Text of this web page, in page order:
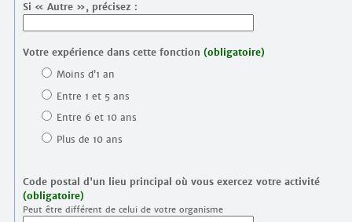
Si « Autre », précisez :
Votre expérience dans cette fonction (obligatoire)
Moins d’1 an
Entre 1 et 5 ans
Entre 6 et 10 ans
Plus de 10 ans
Code postal d'un lieu principal où vous exercez votre activité
(obligatoire)
Peut être différent de celui de votre organisme